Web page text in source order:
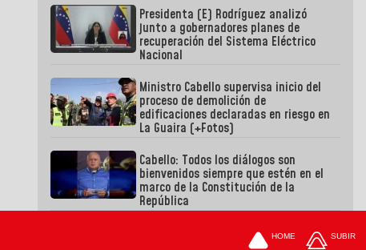
Presidenta (E) Rodríguez analizó
junto a gobernadores planes de
recuperación del Sistema Eléctrico
Nacional
Ministro Cabello supervisa inicio del
proceso de demolición de
edificaciones declaradas en riesgo en
La Guaira (+Fotos)
Cabello: Todos los diálogos son
bienvenidos siempre que estén en el
marco de la Constitución de la
República
HOME SUBIR